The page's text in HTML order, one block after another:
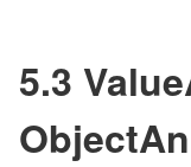
5.3